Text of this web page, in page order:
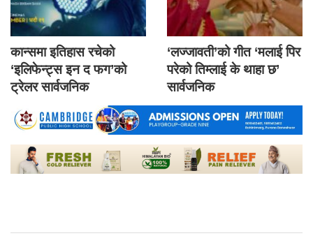
कान्समा इतिहास रचेको
‘इलिफेन्ट्स इन द फग’को
ट्रेलर सार्वजनिक
‘लज्जावती’को गीत ‘मलाई पिर
परेको तिम्लाई के थाहा छ’
सार्वजनिक